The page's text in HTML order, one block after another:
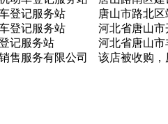
登记服务站
唐山市路北
登记服务站
河北省唐山
记服务站
河北省唐山
售服务有限公司
该店被收购